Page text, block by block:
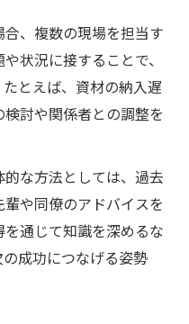
、複数の現場を担当す
状況に接することで、
とえば、資材の納入遅
討や関係者との調整を
な方法としては、過去
や同僚のアドバイスを
通じて知識を深めるな
成功につなげる姿勢